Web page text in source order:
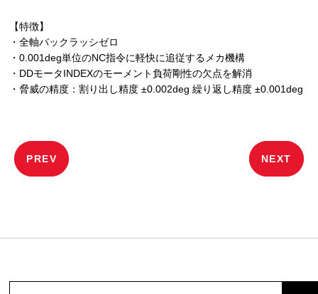
【特徴】
・全軸バックラッシゼロ
・0.001deg単位のNC指令に軽快に追従するメカ機構
・DDモータINDEXのモーメント負荷剛性の欠点を解消
・脅威の精度：割り出し精度 ±0.002deg 繰り返し精度 ±0.001deg
ー
PREV NEXT